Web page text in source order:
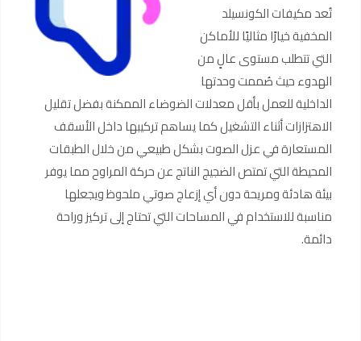
تُعد مكيفات الكونسيلد
المخفية خيارًا مثاليًا للأماكن
التي تتطلب مستوى عالٍ من
الهدوء حيث صُممت وحدتها
الداخلية للعمل بأقل معدلات الضوضاء الممكنة بفضل تقليل
الاهتزازات أثناء التشغيل كما يساهم تركيبها داخل الأسقف
المستعارة في عزل الصوت بشكل طبيعي من خلال الطبقات
المحيطة التي تمتص الضجيج الناتج عن حركة المراوح مما يوفر
بيئة هادئة ومريحة دون أي إزعاج صوتي ملحوظ ويجعلها
مناسبة للاستخدام في المساحات التي تحتاج إلى تركيز وراحة
دائمة.